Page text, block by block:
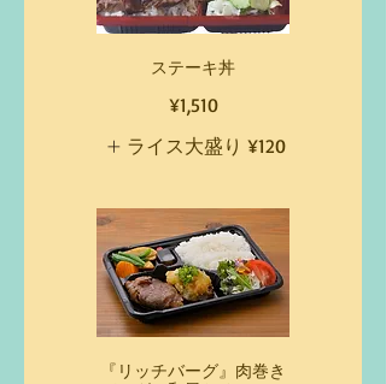
ステーキ丼
¥1,510
ライス大盛り ¥120
『リッチバーグ』肉巻き